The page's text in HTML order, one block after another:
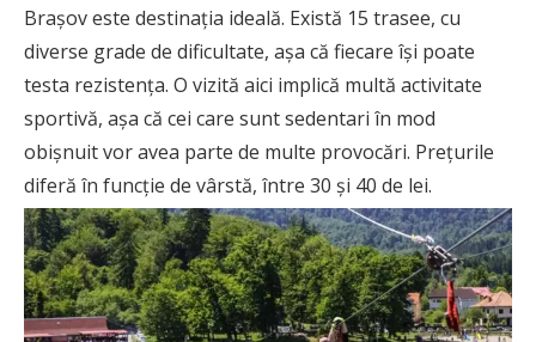
Brașov este destinația ideală. Există 15 trasee, cu
diverse grade de dificultate, așa că fiecare își poate
testa rezistența. O vizită aici implică multă activitate
sportivă, așa că cei care sunt sedentari în mod
obișnuit vor avea parte de multe provocări. Prețurile
diferă în funcție de vârstă, între 30 și 40 de lei.